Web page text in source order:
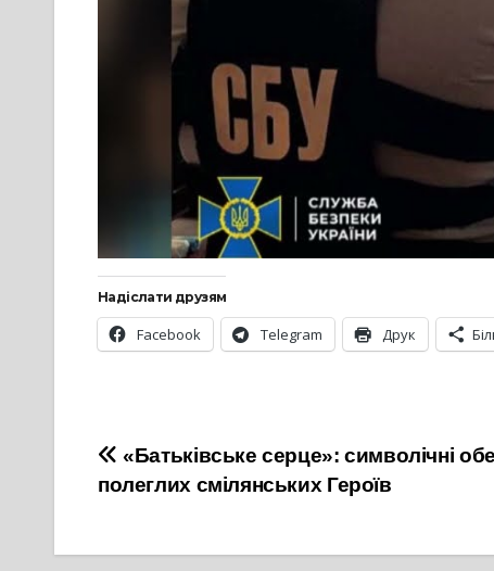
Надіслати друзям
Facebook Telegram Друк
Навігація
«Батьківське серце»: символічні
полеглих смілянських Героїв